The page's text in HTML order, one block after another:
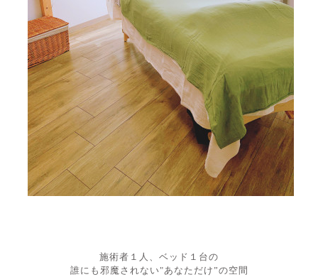
施術者１人、ベッド１台の
誰にも邪魔されない"あなただけ”の空間